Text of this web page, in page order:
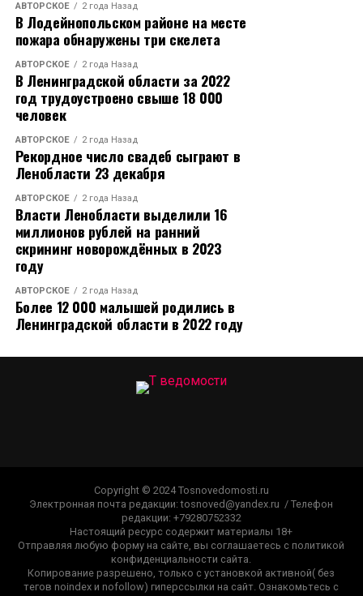
АВТОРСКОЕ 2 года Назад
В Лодейнопольском районе на месте
пожара обнаружены три скелета
АВТОРСКОЕ 2 года Назад
В Ленинградской области за 2022
год трудоустроено свыше 18 000
человек
АВТОРСКОЕ 2 года Назад
Рекордное число свадеб сыграют в
Ленобласти 23 декабря
АВТОРСКОЕ 2 года Назад
Власти Ленобласти выделили 16
миллионов рублей на ранний
скрининг новорождённых в 2023
году
АВТОРСКОЕ 2 года Назад
Более 12 000 малышей родились в
Ленинградской области в 2022 году
Copyright © 2024 Tosnovedomosti.ru
Электронная почта редакции: tosnoved@yandex.ru / Телефон
редакции: +79280752332
Настоящий ресурс содержит материалы 18+
Отправляя любую форму на сайте, вы соглашаетесь с политикой
конфиденциальности сайта.
Копирование разрешено, только с установкой активной( без
тегов noindex и nofollow) гиперссылки на сайт. Ознакомьтесь с